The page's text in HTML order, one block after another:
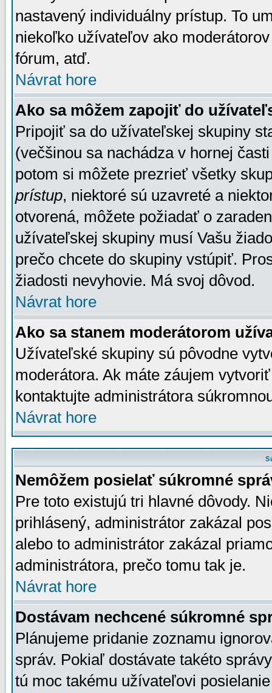
nastavený individuálny prístup. To
niekoľko užívateľov ako
fórum, atď.
Návrat hore
Ako sa môžem zapojiť do
Pripojiť sa do užívateľskej skupiny
(večšinou sa nachádza v hornej
potom si môžete prezrieť všetky
prístup, niektoré sú uzavreté a
otvorená, môžete požiadať o
užívateľskej skupiny musí Vašu
prečo chcete do skupiny vstúpiť.
žiadosti nevyhovie. Má svoj dôvod.
Návrat hore
Ako sa stanem moderátorom
Užívateľské skupiny sú pôvodne
moderátora. Ak máte záujem
kontaktujte administrátora
Návrat hore
Nemôžem posielať súkromné
Pre toto existujú tri hlavné dôvody.
prihlásený, administrátor zakázal
alebo to administrátor zakázal
administrátora, prečo tomu tak je.
Návrat hore
Dostávam nechcené súkromné
Plánujeme pridanie zoznamu
správ. Pokiaľ dostávate takéto
tú moc takému užívateľovi